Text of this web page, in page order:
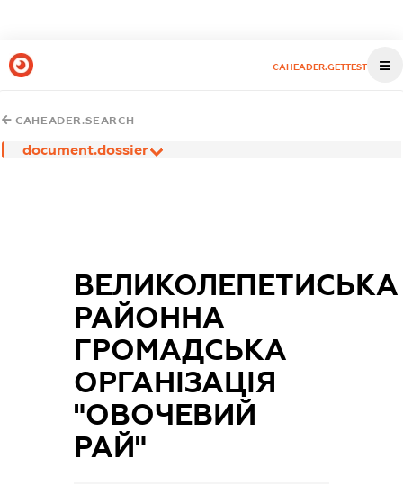
CAHEADER.GETTEST
CAHEADER.SEARCH
document.dossier
ВЕЛИКОЛЕПЕТИСЬКА
РАЙОННА
ГРОМАДСЬКА
ОРГАНІЗАЦІЯ
"ОВОЧЕВИЙ
РАЙ"